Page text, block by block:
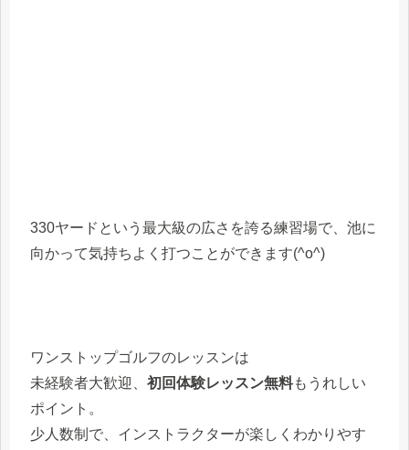
330ヤードという最大級の広さを誇る練習場で、池に
向かって気持ちよく打つことができます(^o^)
ワンストップゴルフのレッスンは
未経験者大歓迎、 初回体験レッスン無料もうれしい
ポイント。
少人数制で、インストラクターが楽しくわかりやす